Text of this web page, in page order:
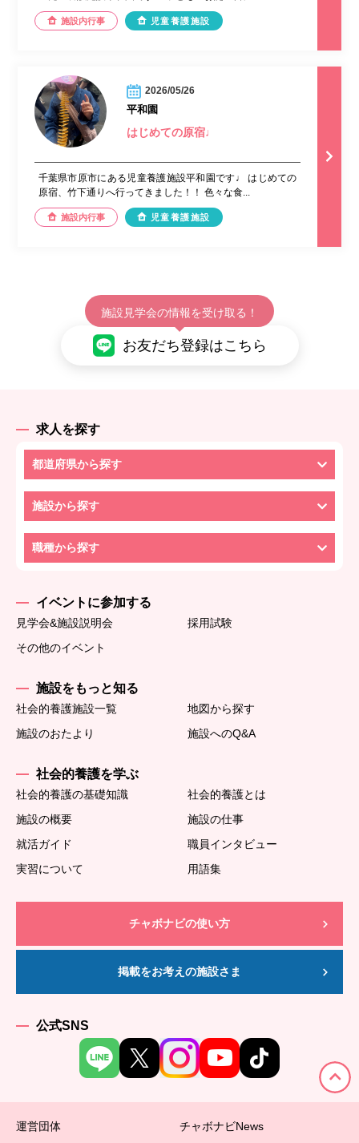
施設内行事 児童養護施設
2026/05/26
平和園
はじめての原宿♩
千葉県市原市にある児童養護施設平和園です♩ はじめての
原宿、竹下通りへ行ってきました！！ 色々な食...
施設内行事 児童養護施設
施設見学会の情報を受け取る！
お友だち登録はこちら
求人を探す
都道府県から探す
施設から探す
職種から探す
イベントに参加する
見学会&施設説明会
採用試験
その他のイベント
施設をもっと知る
社会的養護施設一覧
地図から探す
施設のおたより
施設へのQ&A
社会的養護を学ぶ
社会的養護の基礎知識
社会的養護とは
施設の概要
施設の仕事
就活ガイド
職員インタビュー
実習について
用語集
チャボナビの使い方
掲載をお考えの施設さま
公式SNS
運営団体 チャボナビNews